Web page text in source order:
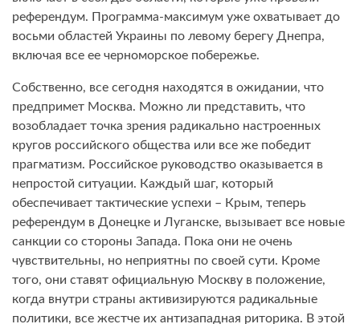
референдум. Программа-максимум уже охватывает до
восьми областей Украины по левому берегу Днепра,
включая все ее черноморское побережье.
Собственно, все сегодня находятся в ожидании, что
предпримет Москва. Можно ли представить, что
возобладает точка зрения радикально настроенных
кругов российского общества или все же победит
прагматизм. Российское руководство оказывается в
непростой ситуации. Каждый шаг, который
обеспечивает тактические успехи – Крым, теперь
референдум в Донецке и Луганске, вызывает все новые
санкции со стороны Запада. Пока они не очень
чувствительны, но неприятны по своей сути. Кроме
того, они ставят официальную Москву в положение,
когда внутри страны активизируются радикальные
политики, все жестче их антизападная риторика. В этой